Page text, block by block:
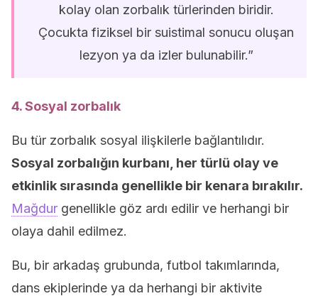
kolay olan zorbalık türlerinden biridir.
Çocukta fiziksel bir suistimal sonucu oluşan
lezyon ya da izler bulunabilir.”
4. Sosyal zorbalık
Bu tür zorbalık sosyal ilişkilerle bağlantılıdır.
Sosyal zorbalığın kurbanı, her türlü olay ve
etkinlik sırasında genellikle bir kenara bırakılır.
Mağdur genellikle göz ardı edilir ve herhangi bir
olaya dahil edilmez.
Bu, bir arkadaş grubunda, futbol takımlarında,
dans ekiplerinde ya da herhangi bir aktivite